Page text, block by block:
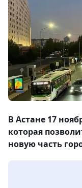
В Астане 17
которая
новую часть